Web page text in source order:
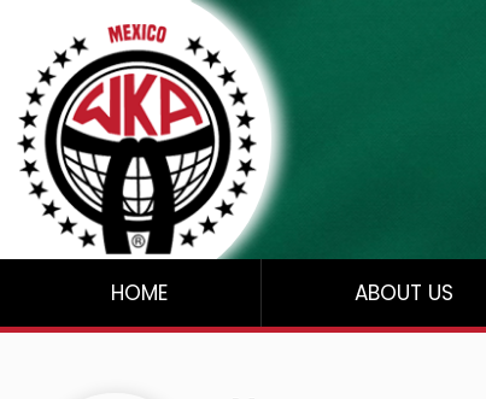
HOME ABOUT US